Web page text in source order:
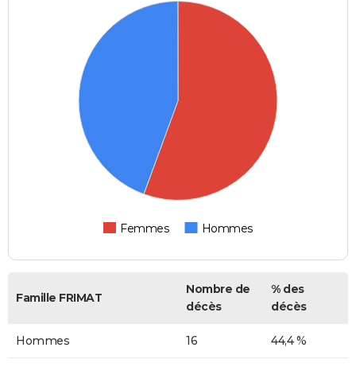
Femmes Hommes
Famille FRIMAT
Nombre de
décès
% des
décès
Hommes 16 44,4 %